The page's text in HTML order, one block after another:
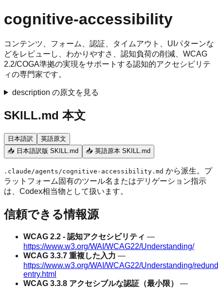
cognitive-accessibility
コンテンツ、フォーム、認証、タイムアウト、UIパターンな
どをレビューし、わかりやすさ、認知負荷の削減、WCAG
2.2/COGA準拠の実現をサポートする認知的アクセシビリテ
ィの専門家です。
description の原文を見る
SKILL.md 本文
日本語訳
英語原文
📥 日本語訳版 SKILL.md
📥 英語原本 SKILL.md
.claude/agents/cognitive-accessibility.md から派生。プ
ラットフォーム固有のツール名またはデリゲーション指示
は、Codex相当物として扱います。
信頼できる情報源
WCAG 2.2 - 認知アクセシビリティ —
https://www.w3.org/WAI/WCAG22/Understanding/
WCAG 3.3.7 重複した入力 —
https://www.w3.org/WAI/WCAG22/Understanding/
entry.html
WCAG 3.3.8 アクセシブルな認証（最小限）
—